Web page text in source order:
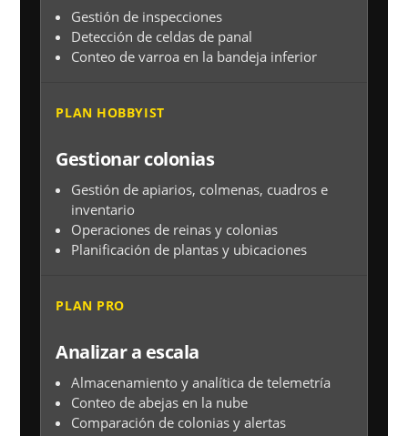
Gestión de inspecciones
Detección de celdas de panal
Conteo de varroa en la bandeja inferior
PLAN HOBBYIST
Gestionar colonias
Gestión de apiarios, colmenas, cuadros e
inventario
Operaciones de reinas y colonias
Planificación de plantas y ubicaciones
PLAN PRO
Analizar a escala
Almacenamiento y analítica de telemetría
Conteo de abejas en la nube
Comparación de colonias y alertas